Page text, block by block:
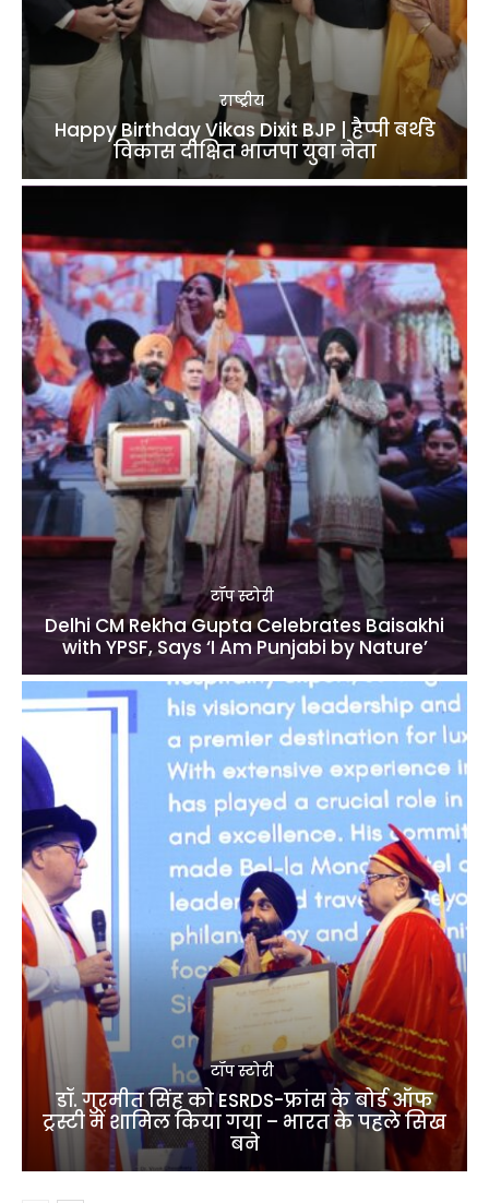
राष्ट्रीय
Happy Birthday Vikas Dixit BJP | हैप्पी बर्थडे
विकास दीक्षित भाजपा युवा नेता
टॉप स्टोरी
Delhi CM Rekha Gupta Celebrates Baisakhi
with YPSF, Says ‘I Am Punjabi by Nature’
टॉप स्टोरी
डॉ. गुरमीत सिंह को ESRDS-फ्रांस के बोर्ड ऑफ
ट्रस्टी में शामिल किया गया – भारत के पहले सिख
बने